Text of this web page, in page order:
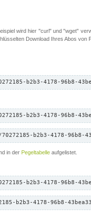
wird hier "curl" und "wget"
Download Ihres Abos von
b2b3-4178-96b8-
b2b3-4178-96b8-
70272185-b2b3-4178-
in der Pegeltabelle aufgelistet.
b2b3-4178-96b8-
b2b3-4178-96b8-